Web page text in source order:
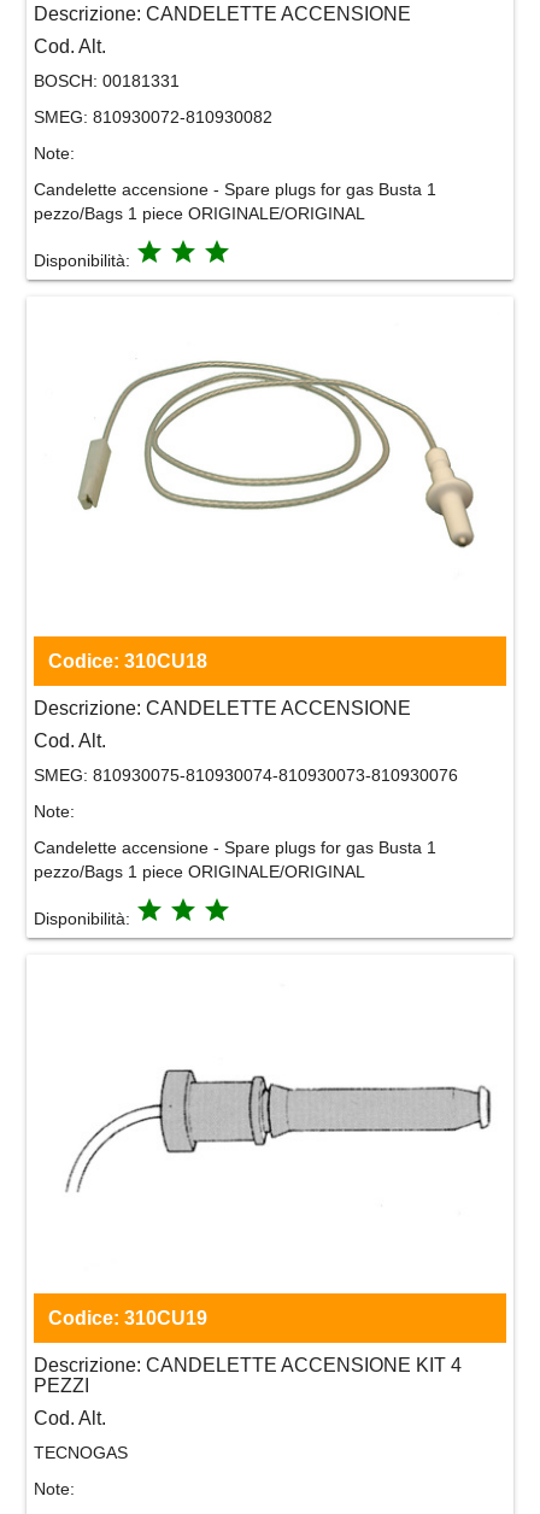
Descrizione: CANDELETTE ACCENSIONE
Cod. Alt.
BOSCH: 00181331
SMEG: 810930072-810930082
Note:
Candelette accensione - Spare plugs for gas Busta 1
pezzo/Bags 1 piece ORIGINALE/ORIGINAL
Disponibilità: grade grade grade
Codice: 310CU18
Descrizione: CANDELETTE ACCENSIONE
Cod. Alt.
SMEG: 810930075-810930074-810930073-810930076
Note:
Candelette accensione - Spare plugs for gas Busta 1
pezzo/Bags 1 piece ORIGINALE/ORIGINAL
Disponibilità: grade grade grade
Codice: 310CU19
Descrizione: CANDELETTE ACCENSIONE KIT 4
PEZZI
Cod. Alt.
TECNOGAS
Note: